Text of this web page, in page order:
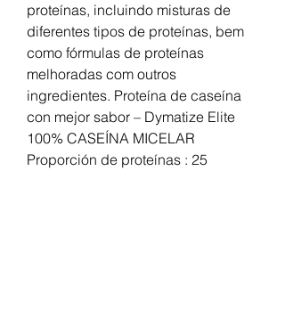
proteínas, incluindo misturas de
diferentes tipos de proteínas, bem
como fórmulas de proteínas
melhoradas com outros
ingredientes. Proteína de caseína
con mejor sabor – Dymatize Elite
100% CASEÍNA MICELAR
Proporción de proteínas : 25